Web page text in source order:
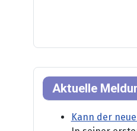
Aktuelle
Kann der